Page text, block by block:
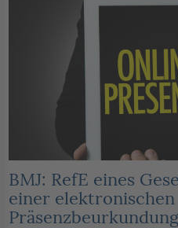
BMJ: RefE eines
einer elektronischen
Präsenzbeurkundung